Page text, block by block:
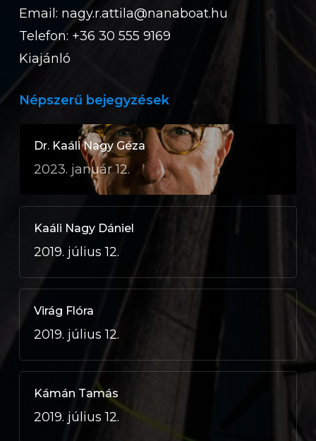
Email: nagy.r.attila@nanaboat.hu
Telefon: +36 30 555 9169
Kiajánló
Népszerű bejegyzések
Dr. Kaáli Nagy Géza
2023. január 12.
Kaáli Nagy Dániel
2019. július 12.
Virág Flóra
2019. július 12.
Kámán Tamás
2019. július 12.